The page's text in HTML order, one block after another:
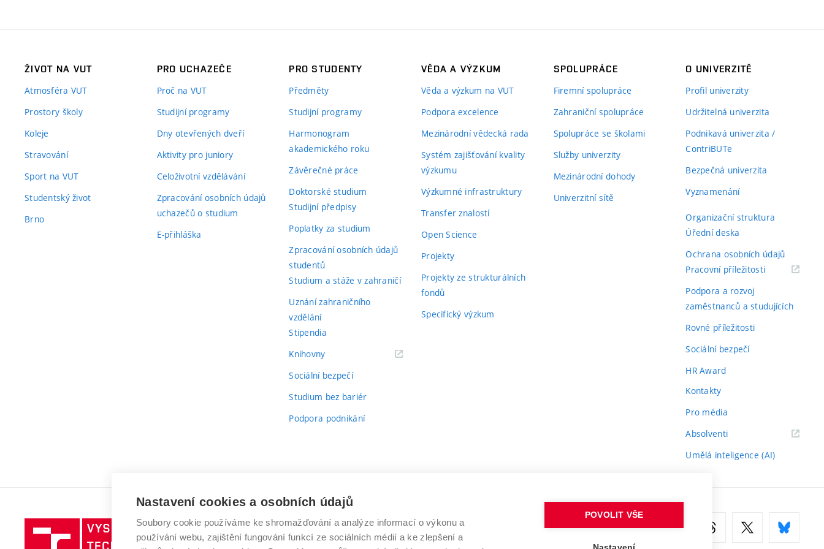
ŽIVOT NA VUT
Atmosféra VUT
Prostory školy
Koleje
Stravování
Sport na VUT
Studentský život
Brno
PRO UCHAZEČE
Proč na VUT
Studijní programy
Dny otevřených dveří
Aktivity pro juniory
Celoživotní vzdělávání
Zpracování osobních údajů
uchazečů o studium
E-přihláška
PRO STUDENTY
Předměty
Studijní programy
Harmonogram
akademického roku
Závěrečné práce
Doktorské studium
Studijní předpisy
Poplatky za studium
Zpracování osobních údajů
studentů
Studium a stáže v zahraničí
Uznání zahraničního
vzdělání
Stipendia
Knihovny(externí
Sociální bezpečí
Studium bez bariér
Podpora podnikání
VĚDA A VÝZKUM
Věda a výzkum na VUT
Podpora excelence
Mezinárodní vědecká rada
Systém zajišťování kvality
výzkumu
Výzkumné infrastruktury
Transfer znalostí
Open Science
Projekty
Projekty ze strukturálních
fondů
Specifický výzkum
SPOLUPRÁCE
Firemní spolupráce
Zahraniční spolupráce
Spolupráce se školami
Služby univerzity
Mezinárodní dohody
Univerzitní sítě
O UNIVERZITĚ
Profil univerzity
Udržitelná univerzita
Podnikavá univerzita /
ContriBUTe
Bezpečná univerzita
Vyznamenání
Organizační struktura
Úřední deska
Ochrana osobních údajů
Pracovní příležitosti(externí
Podpora a rozvoj
zaměstnanců a studujících
Rovné příležitosti
Sociální bezpečí
HR Award
Kontakty
Pro média
Absolventi(externí
Umělá inteligence (AI)
Vysoké
učení
VYSOKÉ UČENÍ TECHNICKÉ V BRNĚ
Nastavení cookies a osobních údajů
Soubory cookie používáme ke shromažďování a analýze informací o výkonu a
používání webu, zajištění fungování funkcí ze sociálních médií a ke zlepšení a
POVOLIT VŠE